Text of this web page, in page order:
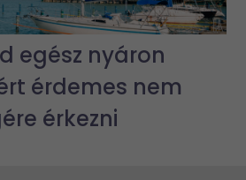
egész nyáron
érdemes nem
érkezni